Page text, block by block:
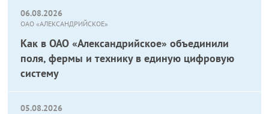
06.08.2026
ОАО «АЛЕКСАНДРИЙСКОЕ»
Как в ОАО «Александрийское» объединили
поля, фермы и технику в единую цифровую
систему
05.08.2026